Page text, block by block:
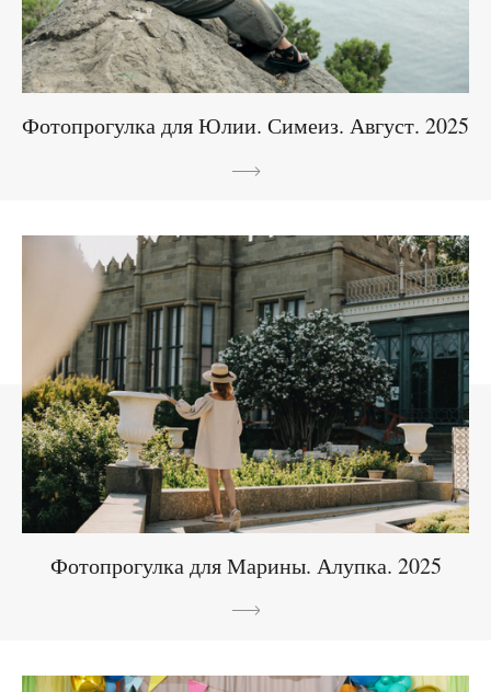
Фотопрогулка для Юлии. Симеиз. Август. 2025
Фотопрогулка для Марины. Алупка. 2025